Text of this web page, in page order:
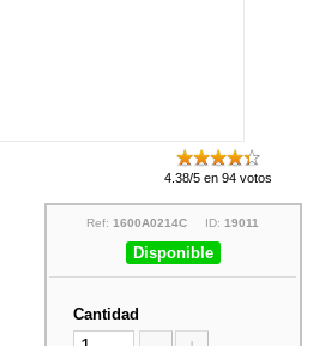
4.38/5 en 94 votos
Ref:1600A0214C ID:19011
Disponible
Cantidad